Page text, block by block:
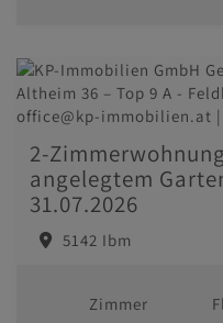
2-
angelegtem
31.07.2026
5142 Ibm
Zimmer